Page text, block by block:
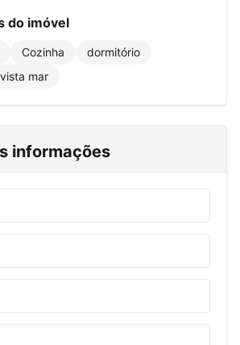
do imóvel
Cozinha
dormitório
vista mar
informações